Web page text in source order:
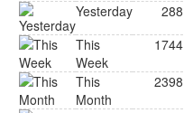
Yesterday
288
This
Week
1744
This
Month
2398